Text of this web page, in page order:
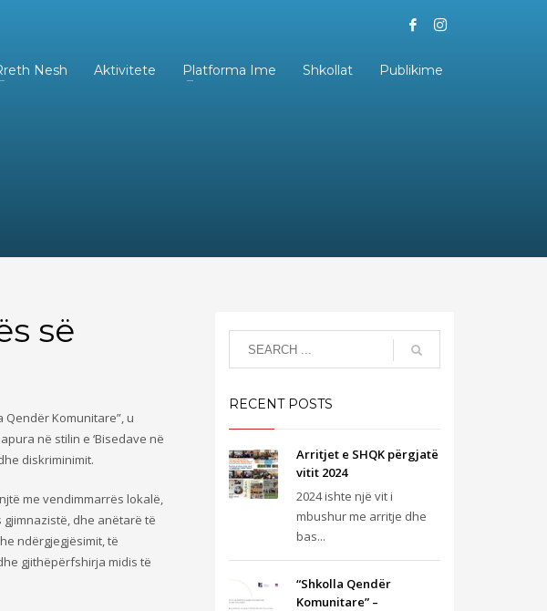
Nesh Aktivitete Platforma Ime Shkollat Publikime
së
Komunitare”, u
në stilin e ‘Bisedave në
diskriminimit.
me vendimmarrës lokalë,
dhe anëtarë të
ndërgjegjësimit, të
gjithëpërfshirja midis të
RECENT POSTS
Arritjet e SHQK përgjatë
vitit 2024
2024 ishte një vit i
mbushur me arritje dhe
bas...
“Shkolla Qendër
Komunitare” –